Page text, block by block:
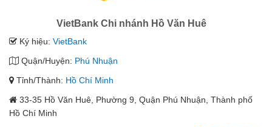
VietBank Chi nhánh Hồ Văn Huê
Ký hiệu: VietBank
Quận/Huyện: Phú Nhuận
Tỉnh/Thành: Hồ Chí Minh
33-35 Hồ Văn Huê, Phường 9, Quận Phú Nhuận, Thành phố
Hồ Chí Minh